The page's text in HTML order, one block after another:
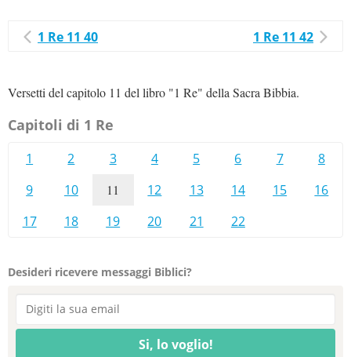
1 Re 11 40 1 Re 11 42
Versetti del capitolo 11 del libro "1 Re" della Sacra Bibbia.
Capitoli di 1 Re
1 2 3 4 5 6 7
8
9
10 11 12 13 14 15
16
17
18 19 20 21 22
Desideri ricevere messaggi Biblici?